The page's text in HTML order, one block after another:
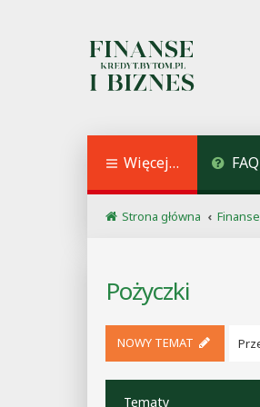
Więcej… FAQ
Strona główna Finanse
Pożyczki
NOWY TEMAT
Tematy